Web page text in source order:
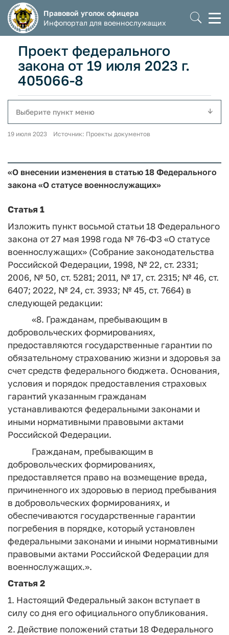
Правовой уголок офицера
Инфопортал для военнослужащих
Проект федерального
закона от 19 июля 2023 г.
405066-8
Выберите пункт меню
19 июля 2023 Источник: Проекты документов
«О внесении изменения в статью 18 Федерального
закона «О статусе военнослужащих»
Статья 1
Изложить пункт восьмой статьи 18 Федерального
закона от 27 мая 1998 года № 76-ФЗ «О статусе
военнослужащих» (Собрание законодательства
Российской Федерации, 1998, № 22, ст. 2331;
2006, № 50, ст. 5281; 2011, № 17, ст. 2315; № 46, ст.
6407; 2022, № 24, ст. 3933; № 45, ст. 7664) в
следующей редакции:
«8. Гражданам, пребывающим в
добровольческих формированиях,
предоставляются государственные гарантии по
обязательному страхованию жизни и здоровья за
счет средств федерального бюджета. Основания,
условия и порядок предоставления страховых
гарантий указанным гражданам
устанавливаются федеральными законами и
иными нормативными правовыми актами
Российской Федерации.
Гражданам, пребывающим в
добровольческих формированиях,
предоставляется право на возмещение вреда,
причиненного их здоровью в период пребывания
в добровольческих формированиях, и
обеспечиваются государственные гарантии
погребения в порядке, который установлен
федеральными законами и иными нормативными
правовыми актами Российской Федерации для
военнослужащих.».
Статья 2
1. Настоящий Федеральный закон вступает в
силу со дня его официального опубликования.
2. Действие положений статьи 18 Федерального